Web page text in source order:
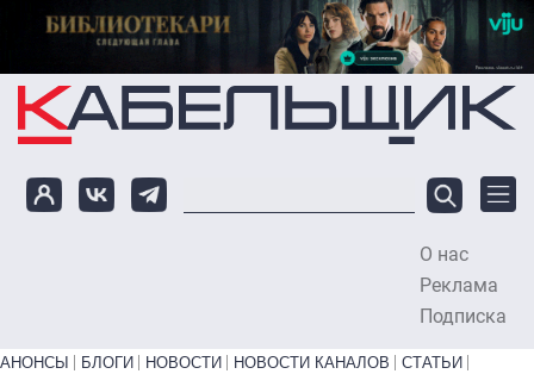
Перейти к основному содержанию
О нас
Реклама
Подписка
Primary links bottom
АНОНСЫ БЛОГИ НОВОСТИ НОВОСТИ КАНАЛОВ
СТАТЬИ